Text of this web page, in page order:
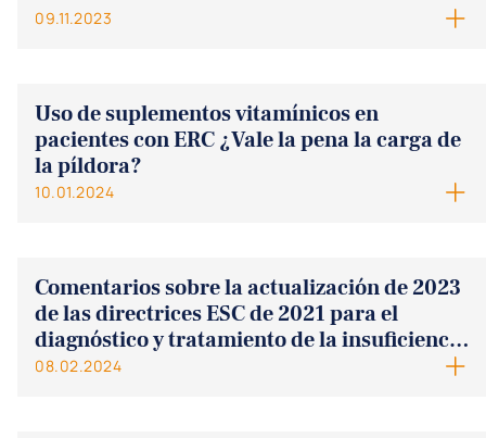
09.11.2023
Uso de suplementos vitamínicos en
pacientes con ERC ¿Vale la pena la carga de
la píldora?
10.01.2024
Comentarios sobre la actualización de 2023
de las directrices ESC de 2021 para el
diagnóstico y tratamiento de la insuficiencia
cardíaca aguda y crónica
08.02.2024